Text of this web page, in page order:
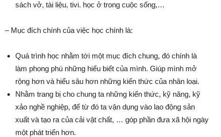
sách vở, tài liệu, tivi. học ở trong cuộc sống,…
– Mục đích chính của việc học chính là:
Quá trình học nhằm tới một mục đích chung, đó chính là
làm phong phú những hiểu biết của mình. Giúp mình mở
rộng hơn và hiểu sâu hơn những kiến thức của nhân loại.
Nhằm trang bị cho chung ta những kiến thức, kỹ năng, kỹ
xảo nghề nghiệp, để từ đó ta vận dụng vào lao động sản
xuất và tạo ra của cải vật chất, … góp phần đưa xã hội ngày
một phát triển hơn.